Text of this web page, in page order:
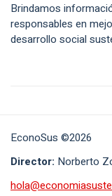
Brindamos
responsables en
desarrollo social
EconoSus ©2026
Director: Norberto